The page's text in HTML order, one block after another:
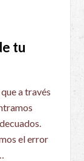
tu
a través
el error